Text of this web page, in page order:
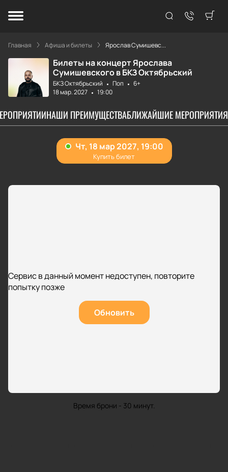
Главная Афиша и билеты Ярослав Сумишевс...
Билеты на концерт Ярослава
Сумишевского в БКЗ Октябрьский
БКЗ Октябрьский Поп
6+
18 мар. 2027
19:00
НАШИ ПРЕИМУЩЕСТВАБЛИЖАЙШИЕ МЕРОПРИЯТИЯ
Сервис в данный момент недоступен, повторите
попытку позже
Обновить
Время брони - 30 минут.